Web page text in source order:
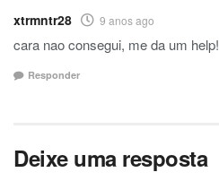
xtrmntr28 9 anos ago
cara nao consegui, me da um help!
Responder
Deixe uma resposta